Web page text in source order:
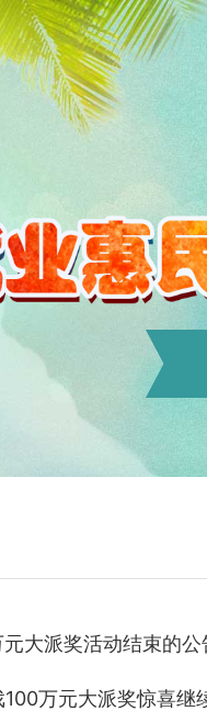
大派奖活动结束的公
万元大派奖惊喜继